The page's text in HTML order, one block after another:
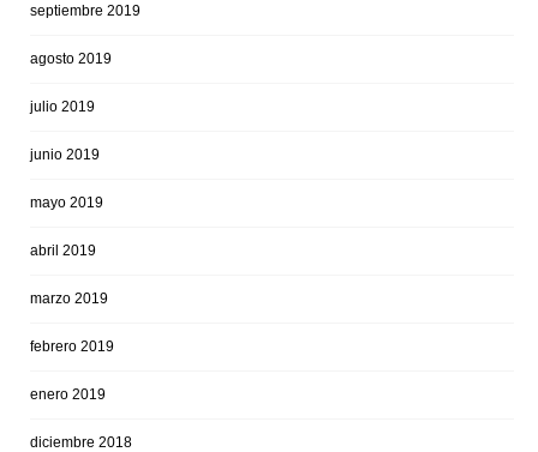
septiembre 2019
agosto 2019
julio 2019
junio 2019
mayo 2019
abril 2019
marzo 2019
febrero 2019
enero 2019
diciembre 2018